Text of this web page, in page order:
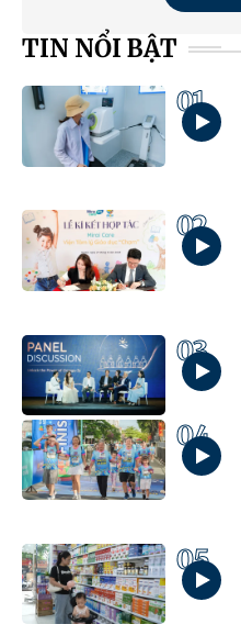
TIN NỔI BẬT
01
02
03
04
05